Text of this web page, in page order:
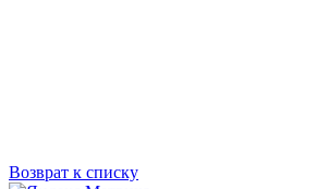
Возврат к списку